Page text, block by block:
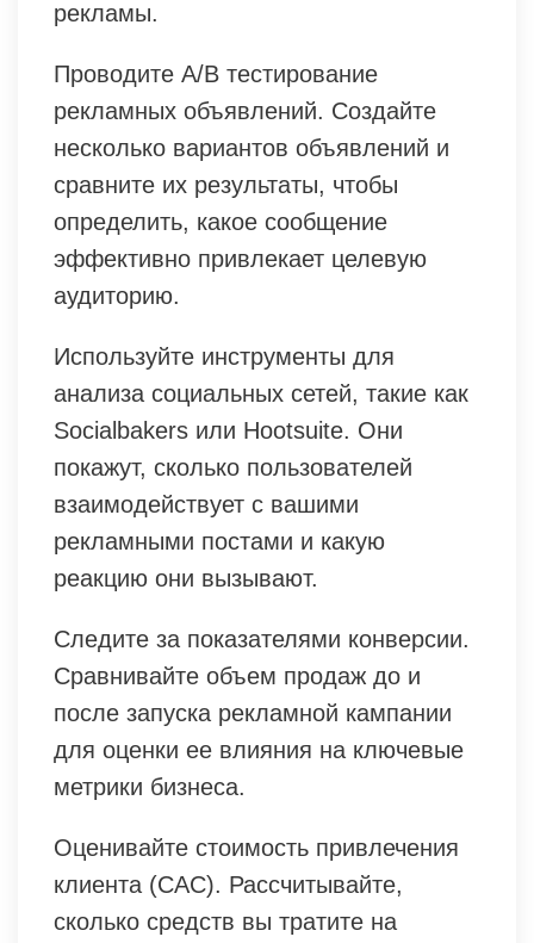
рекламы.
Проводите A/B тестирование
рекламных объявлений. Создайте
несколько вариантов объявлений и
сравните их результаты, чтобы
определить, какое сообщение
эффективно привлекает целевую
аудиторию.
Используйте инструменты для
анализа социальных сетей, такие как
Socialbakers или Hootsuite. Они
покажут, сколько пользователей
взаимодействует с вашими
рекламными постами и какую
реакцию они вызывают.
Следите за показателями конверсии.
Сравнивайте объем продаж до и
после запуска рекламной кампании
для оценки ее влияния на ключевые
метрики бизнеса.
Оценивайте стоимость привлечения
клиента (CAC). Рассчитывайте,
сколько средств вы тратите на